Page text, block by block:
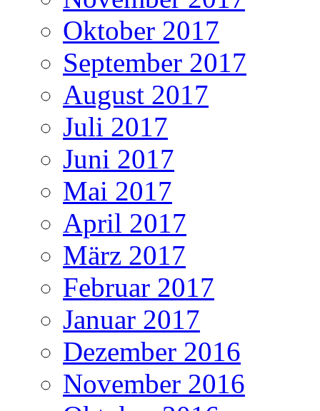
Oktober 2017
September 2017
August 2017
Juli 2017
Juni 2017
Mai 2017
April 2017
März 2017
Februar 2017
Januar 2017
Dezember 2016
November 2016